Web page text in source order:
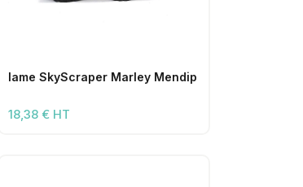
lame SkyScraper Marley Mendip
18,38 € HT